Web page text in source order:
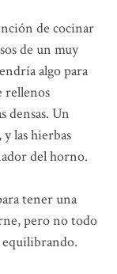
de cocinar
de un muy
algo para
rellenos
densas. Un
las hierbas
del horno.
tener una
pero no todo
equilibrando.